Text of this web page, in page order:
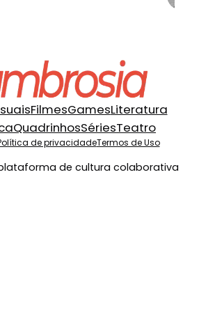
FilmesGamesLiteratura
QuadrinhosSériesTeatro
de privacidadeTermos de Uso
de cultura colaborativa